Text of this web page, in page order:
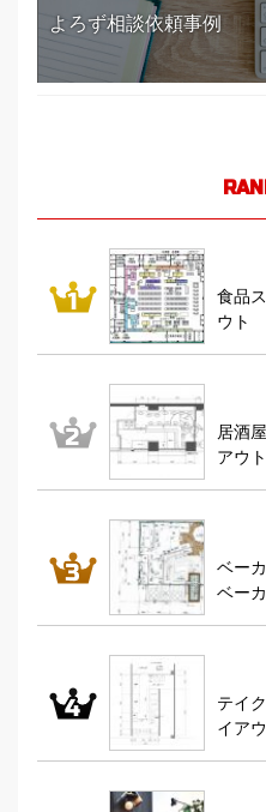
よろず相談依頼事例
食品
ウト
居酒
アウ
ベー
ベー
テイ
イア